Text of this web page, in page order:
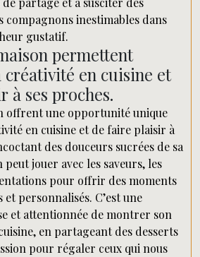
compagnons inestimables dans
gustatif.
permettent
créativité en cuisine et
à ses proches.
offrent une opportunité unique
en cuisine et de faire plaisir à
des douceurs sucrées de sa
jouer avec les saveurs, les
pour offrir des moments
personnalisés. C’est une
et attentionnée de montrer son
en partageant des desserts
pour régaler ceux qui nous